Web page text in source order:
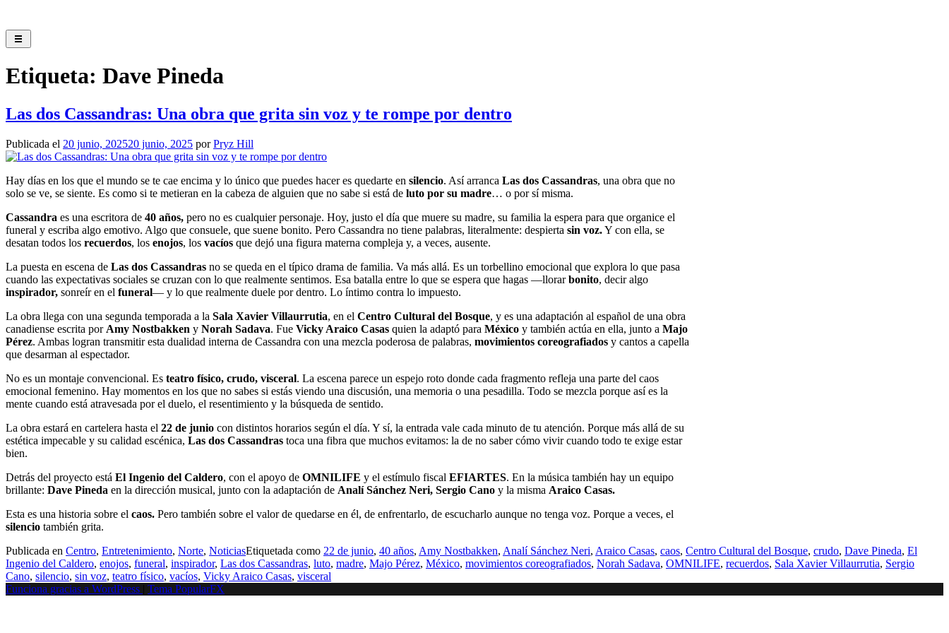
contenido
Etiqueta: Dave Pineda
Las dos Cassandras: Una obra que grita sin voz y te rompe por dentro
Publicada el 20 junio, 202520 junio, 2025 porPryz Hill
Hay días en los que el mundo se te cae encima y lo único que puedes hacer es quedarte en silencio. Así arranca Las dos Cassandras, una obra que no
solo se ve, se siente. Es como si te metieran en la cabeza de alguien que no sabe si está de luto por su madre… o por sí misma.
Cassandra es una escritora de 40 años, pero no es cualquier personaje. Hoy, justo el día que muere su madre, su familia la espera para que organice el
funeral y escriba algo emotivo. Algo que consuele, que suene bonito. Pero Cassandra no tiene palabras, literalmente: despierta sin voz.Y con ella, se
desatan todos los recuerdos, los enojos, los vacíos que dejó una figura materna compleja y, a veces, ausente.
La puesta en escena de Las dos Cassandras no se queda en el típico drama de familia. Va más allá. Es un torbellino emocional que explora lo que pasa
cuando las expectativas sociales se cruzan con lo que realmente sentimos. Esa batalla entre lo que se espera que hagas —llorarbonito, decir algo
inspirador, sonreír en el funeral— y lo que realmente duele por dentro. Lo íntimo contra lo impuesto.
La obra llega con una segunda temporada a la Sala Xavier Villaurrutia, en el Centro Cultural del Bosque, y es una adaptación al español de una obra
canadiense escrita por Amy Nostbakken y Norah Sadava. Fue Vicky Araico Casas quien la adaptó para México y también actúa en ella, junto a Majo
Pérez. Ambas logran transmitir esta dualidad interna de Cassandra con una mezcla poderosa de palabras, movimientos coreografiados y cantos a capella
que desarman al espectador.
No es un montaje convencional. Es teatro físico, crudo, visceral. La escena parece un espejo roto donde cada fragmento refleja una parte del caos
emocional femenino. Hay momentos en los que no sabes si estás viendo una discusión, una memoria o una pesadilla. Todo se mezcla porque así es la
mente cuando está atravesada por el duelo, el resentimiento y la búsqueda de sentido.
La obra estará en cartelera hasta el 22 de junio con distintos horarios según el día. Y sí, la entrada vale cada minuto de tu atención. Porque más allá de su
estética impecable y su calidad escénica, Las dos Cassandras toca una fibra que muchos evitamos: la de no saber cómo vivir cuando todo te exige estar
bien.
Detrás del proyecto está El Ingenio del Caldero, con el apoyo de OMNILIFE y el estímulo fiscal EFIARTES. En la música también hay un equipo
brillante: Dave Pineda en la dirección musical, junto con la adaptación de Analí Sánchez Neri, Sergio Cano y la misma Araico Casas.
Esta es una historia sobre el caos. Pero también sobre el valor de quedarse en él, de enfrentarlo, de escucharlo aunque no tenga voz. Porque a veces, el
silencio también grita.
Publicada en Centro, Entretenimiento, Norte, NoticiasEtiquetada como 22 de junio, 40 años, Amy Nostbakken, Analí Sánchez Neri, Araico Casas, caos, Centro Cultural del Bosque, crudo, Dave Pineda, El
Ingenio del Caldero, enojos, funeral, inspirador, Las dos Cassandras, luto, madre, Majo Pérez, México, movimientos coreografiados, Norah Sadava, OMNILIFE, recuerdos, Sala Xavier Villaurrutia, Sergio
Cano, silencio, sin voz, teatro físico, vacíos, Vicky Araico Casas, visceral
Funciona gracias a WordPress
Tema PopularFX